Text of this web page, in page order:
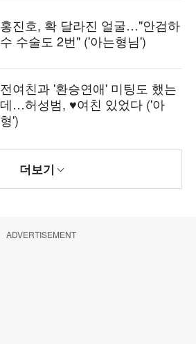
홍진호, 확 달라진 얼굴…"안검하
수 수술도 2번" ('아는형님')
전여친과 '환승연애' 미팅도 했는
데…허성범, ♥여친 있었다 ('아
형')
더보기
ADVERTISEMENT